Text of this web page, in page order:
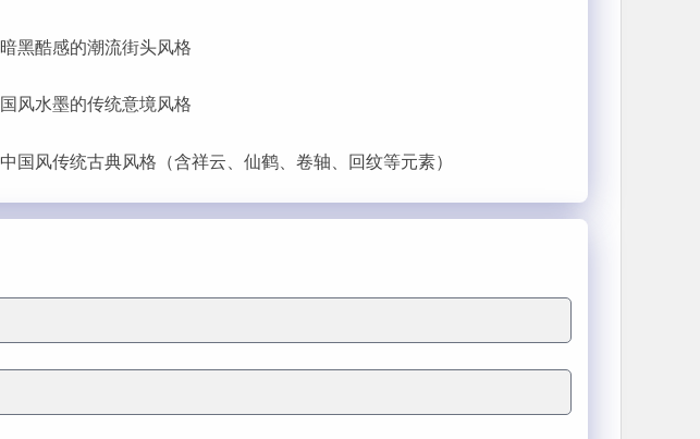
暗黑酷感的潮流街头风格
国风水墨的传统意境风格
中国风传统古典风格（含祥云、仙鹤、卷轴、回纹等元素）